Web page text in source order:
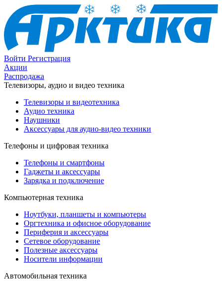
Войти Регистрация
Акции
Распродажа
Телевизоры, аудио и видео техника
Телевизоры и видеотехника
Аудио техника
Наушники
Аксессуары для аудио-видео техники
Телефоны и цифровая техника
Телефоны и смартфоны
Гаджеты и аксессуары
Зарядка и подключение
Компьютерная техника
Ноутбуки, планшеты и компьютеры
Оргтехника и офисное оборудование
Периферия и аксессуары
Cетевое оборудование
Полезные аксессуары
Носители информации
Автомобильная техника